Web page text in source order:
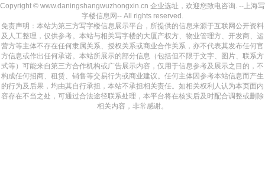
Copyright © www.daningshangwuzhongxin.cn 企业选址，欢迎您致电咨询. --上海写
字楼信息网-- All rights reserved.
免责声明：本站为第三方写字楼信息展示平台，所提供的信息来源于互联网公开资料
及人工整理，仅供参考。本站与相关写字楼的大厦产权方、物业管理方、开发商、运
营方等主体不存在任何隶属关系、授权关系或商业合作关系，亦不代表其发布任何官
方信息或作出任何承诺。本站所展示的部分信息（包括但不限于文字、图片、联系方
式等）可能来自第三方合作机构或广告展示内容，仅用于信息参考及展示之目的，不
构成任何招商、租赁、销售等交易行为或商业建议。任何主体因参考本站信息而产生
的行为及后果，均由其自行承担，本站不承担相关责任。如相关权利人认为本页面内
容存在不当之处，可通过合法途径联系处理，本平台将在核实后及时配合调整或删除
相关内容，非常感谢。